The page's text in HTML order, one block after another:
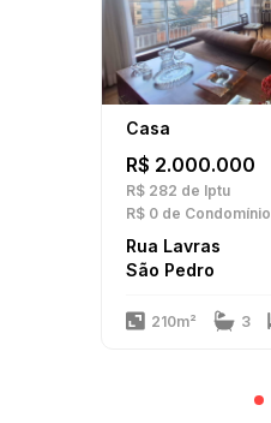
Casa
R$ 2.000.000
R$ 282 de Iptu
R$ 0 de Condomínio
Rua Lavras
São Pedro
210m² 3